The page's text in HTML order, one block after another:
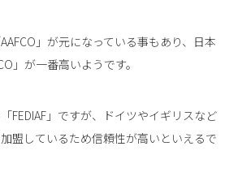
」が元になっている事もあり、日本
」が一番高いようです。
FEDIAF」ですが、ドイツやイギリスなど
盟しているため信頼性が高いといえるで